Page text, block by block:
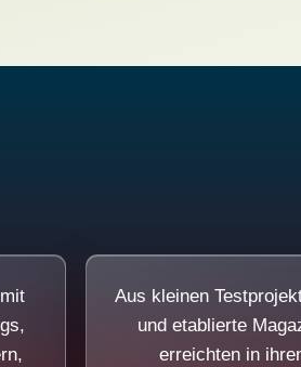
Aus kleinen
und etablierte
erreichten in